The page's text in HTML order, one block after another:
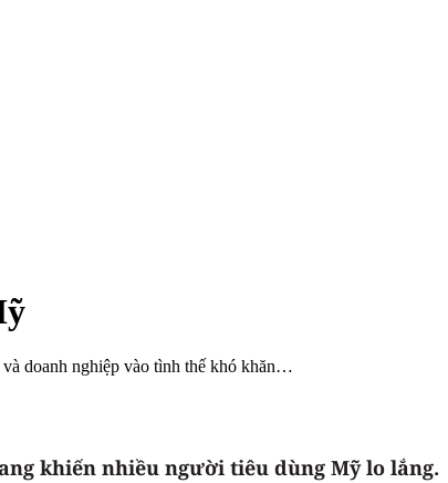
doanh nghiệp vào tình thế khó khăn…
khiến nhiều người tiêu dùng Mỹ lo lắng.